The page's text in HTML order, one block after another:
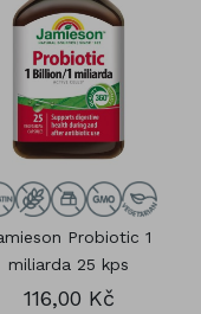
Probiotic 1
miliarda 25 kps
116,00 Kč